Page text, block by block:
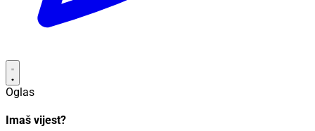
Oglas
Imaš vijest?